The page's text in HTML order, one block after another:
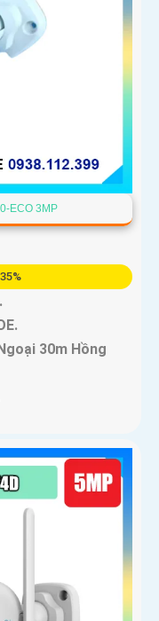
ECO 3MP
️
30m Hồng